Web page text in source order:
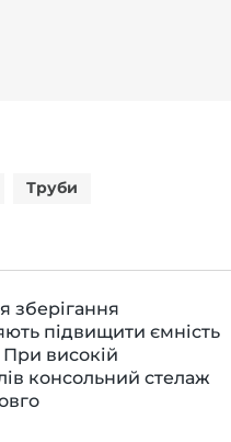
Труби
зберігання
підвищити ємність
високій
консольний стелаж